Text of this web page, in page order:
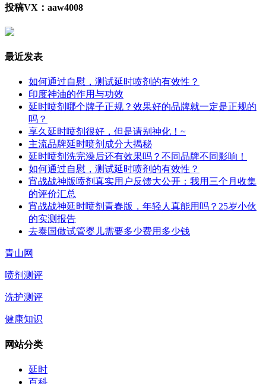
投稿VX：aaw4008
最近发表
如何通过自慰，测试延时喷剂的有效性？
印度神油的作用与功效
延时喷剂哪个牌子正规？效果好的品牌就一定是正规的
吗？
享久延时喷剂很好，但是请别神化！~
主流品牌延时喷剂成分大揭秘
延时喷剂洗完澡后还有效果吗？不同品牌不同影响！
如何通过自慰，测试延时喷剂的有效性？
宵战战神版喷剂真实用户反馈大公开：我用三个月收集
的评价汇总
宵战战神延时喷剂青春版，年轻人真能用吗？25岁小伙
的实测报告
去泰国做试管婴儿需要多少费用多少钱
青山网
喷剂测评
洗护测评
健康知识
网站分类
延时
百科